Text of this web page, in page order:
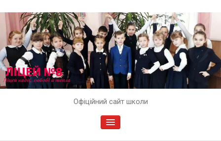
Офіційний сайт школи
TOGGLE